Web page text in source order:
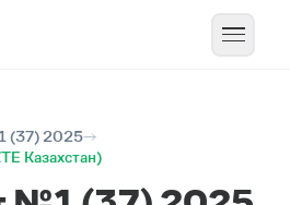
(37) 2025
Казахстан)